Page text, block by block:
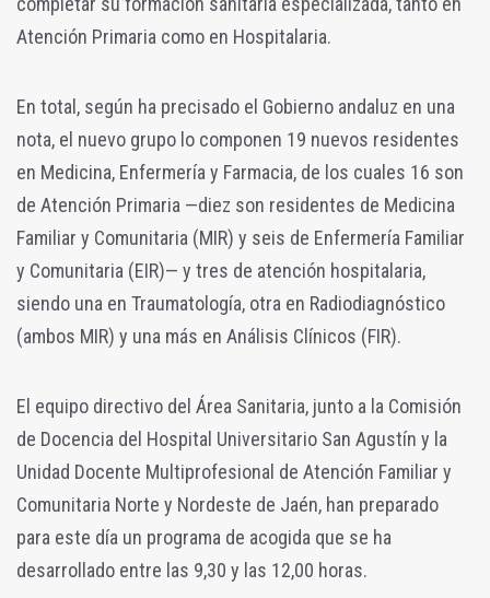
Atención Primaria como en Hospitalaria.
En total, según ha precisado el Gobierno andaluz en una
nota, el nuevo grupo lo componen 19 nuevos residentes
en Medicina, Enfermería y Farmacia, de los cuales 16 son
de Atención Primaria —diez son residentes de Medicina
Familiar y Comunitaria (MIR) y seis de Enfermería Familiar
y Comunitaria (EIR)— y tres de atención hospitalaria,
siendo una en Traumatología, otra en Radiodiagnóstico
(ambos MIR) y una más en Análisis Clínicos (FIR).
El equipo directivo del Área Sanitaria, junto a la Comisión
de Docencia del Hospital Universitario San Agustín y la
Unidad Docente Multiprofesional de Atención Familiar y
Comunitaria Norte y Nordeste de Jaén, han preparado
para este día un programa de acogida que se ha
desarrollado entre las 9,30 y las 12,00 horas.